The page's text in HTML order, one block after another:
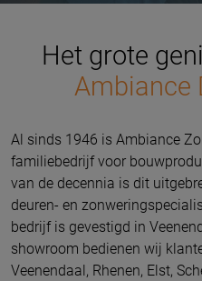
Het grote
Ambiance
Al sinds 1946 is Ambiance
familiebedrijf voor
van de decennia is dit
deuren- en
bedrijf is gevestigd in
showroom bedienen wij
Veenendaal, Rhenen, Elst,